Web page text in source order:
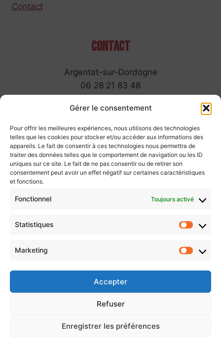
Gérer le consentement
Pour offrir les meilleures expériences, nous utilisons des technologies
telles que les cookies pour stocker et/ou accéder aux informations des
appareils. Le fait de consentir à ces technologies nous permettra de
traiter des données telles que le comportement de navigation ou les ID
uniques sur ce site. Le fait de ne pas consentir ou de retirer son
consentement peut avoir un effet négatif sur certaines caractéristiques
et fonctions.
Fonctionnel Toujours activé
Statistiques
Marketing
Accepter
Refuser
Enregistrer les préférences
Contact
Contact
Argentat-sur-Dordogne
06 28 21 83 48
Liens importants
Règlement radeaux
Fiche d'enregistrement
Information aux équipages
׀Politique de confidentialité